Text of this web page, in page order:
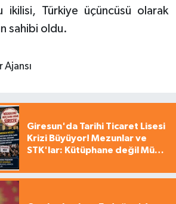
ikilisi, Türkiye üçüncüsü olarak
sahibi oldu.
Ajansı
Giresun'da Tarihi Ticaret Lisesi
Krizi Büyüyor! Mezunlar ve
STK'lar: Kütüphane değil Müze